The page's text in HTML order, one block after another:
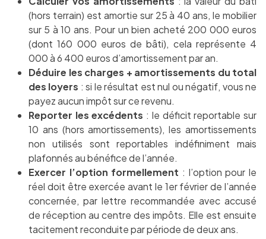
(hors terrain) est amortie sur 25 à 40 ans, le mobilier
sur 5 à 10 ans. Pour un bien acheté 200 000 euros
(dont 160 000 euros de bâti), cela représente 4
000 à 6 400 euros d’amortissement par an.
Déduire les charges + amortissements du total
des loyers : si le résultat est nul ou négatif, vous ne
payez aucun impôt sur ce revenu.
Reporter les excédents : le déficit reportable sur
10 ans (hors amortissements), les amortissements
non utilisés sont reportables indéfiniment mais
plafonnés au bénéfice de l’année.
Exercer l’option formellement : l’option pour le
réel doit être exercée avant le 1er février de l’année
concernée, par lettre recommandée avec accusé
de réception au centre des impôts. Elle est ensuite
tacitement reconduite par période de deux ans.